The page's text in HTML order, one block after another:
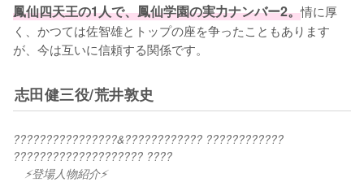
鳳仙四天王の1人で、鳳仙学園の実力ナンバー2。情に厚
く、かつては佐智雄とトップの座を争ったこともあります
が、今は互いに信頼する関係です。
志田健三役/荒井敦史
????????????????&???????????? ????????????
???????????????????? ????
⚡登場人物紹介⚡